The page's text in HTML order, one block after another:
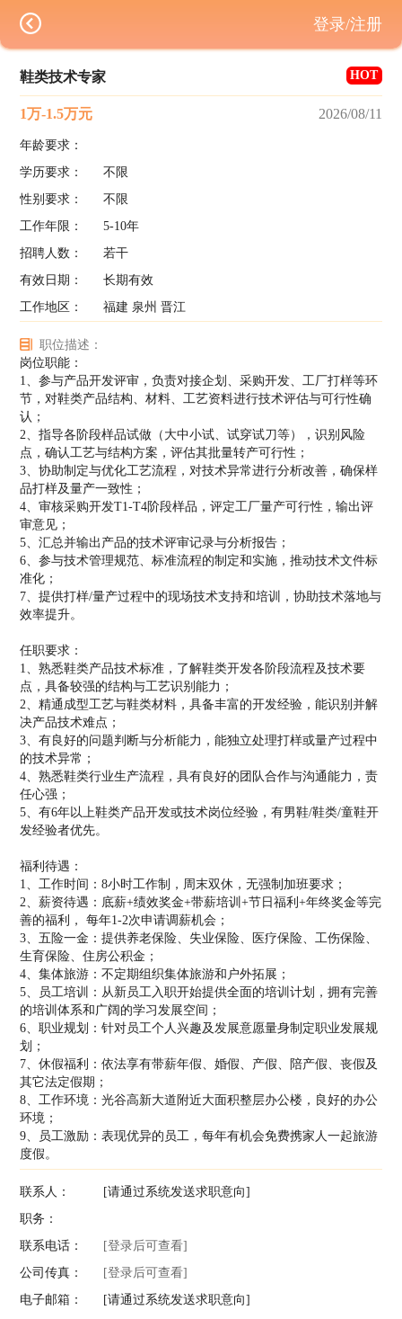
鞋类技术专家 HOT
1万-1.5万元 2026/08/11
年龄要求：
学历要求：
不限
性别要求：
不限
工作年限：
5-10年
招聘人数：
若干
有效日期：
长期有效
工作地区：
福建 泉州 晋江
职位描述：
岗位职能：
1、参与产品开发评审，负责对接企划、采购开发、工厂打样等环
节，对鞋类产品结构、材料、工艺资料进行技术评估与可行性确
认；
2、指导各阶段样品试做（大中小试、试穿试刀等），识别风险
点，确认工艺与结构方案，评估其批量转产可行性；
3、协助制定与优化工艺流程，对技术异常进行分析改善，确保样
品打样及量产一致性；
4、审核采购开发T1-T4阶段样品，评定工厂量产可行性，输出评
审意见；
5、汇总并输出产品的技术评审记录与分析报告；
6、参与技术管理规范、标准流程的制定和实施，推动技术文件标
准化；
7、提供打样/量产过程中的现场技术支持和培训，协助技术落地与
效率提升。
任职要求：
1、熟悉鞋类产品技术标准，了解鞋类开发各阶段流程及技术要
点，具备较强的结构与工艺识别能力；
2、精通成型工艺与鞋类材料，具备丰富的开发经验，能识别并解
决产品技术难点；
3、有良好的问题判断与分析能力，能独立处理打样或量产过程中
的技术异常；
4、熟悉鞋类行业生产流程，具有良好的团队合作与沟通能力，责
任心强；
5、有6年以上鞋类产品开发或技术岗位经验，有男鞋/鞋类/童鞋开
发经验者优先。
福利待遇：
1、工作时间：8小时工作制，周末双休，无强制加班要求；
2、薪资待遇：底薪+绩效奖金+带薪培训+节日福利+年终奖金等完
善的福利， 每年1-2次申请调薪机会；
3、五险一金：提供养老保险、失业保险、医疗保险、工伤保险、
生育保险、住房公积金；
4、集体旅游：不定期组织集体旅游和户外拓展；
5、员工培训：从新员工入职开始提供全面的培训计划，拥有完善
的培训体系和广阔的学习发展空间；
6、职业规划：针对员工个人兴趣及发展意愿量身制定职业发展规
划；
7、休假福利：依法享有带薪年假、婚假、产假、陪产假、丧假及
其它法定假期；
8、工作环境：光谷高新大道附近大面积整层办公楼，良好的办公
环境；
9、员工激励：表现优异的员工，每年有机会免费携家人一起旅游
度假。
联系人：
[请通过系统发送求职意向]
职务：
联系电话：
[登录后可查看]
公司传真：
[登录后可查看]
电子邮箱：
[请通过系统发送求职意向]
登录/注册